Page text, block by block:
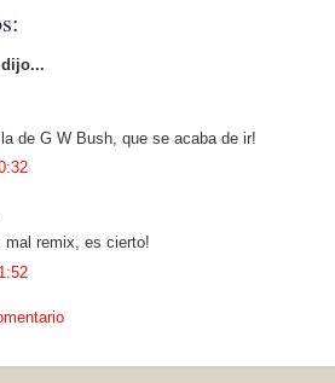
de G W Bush, que se acaba de ir!
mal remix, es cierto!